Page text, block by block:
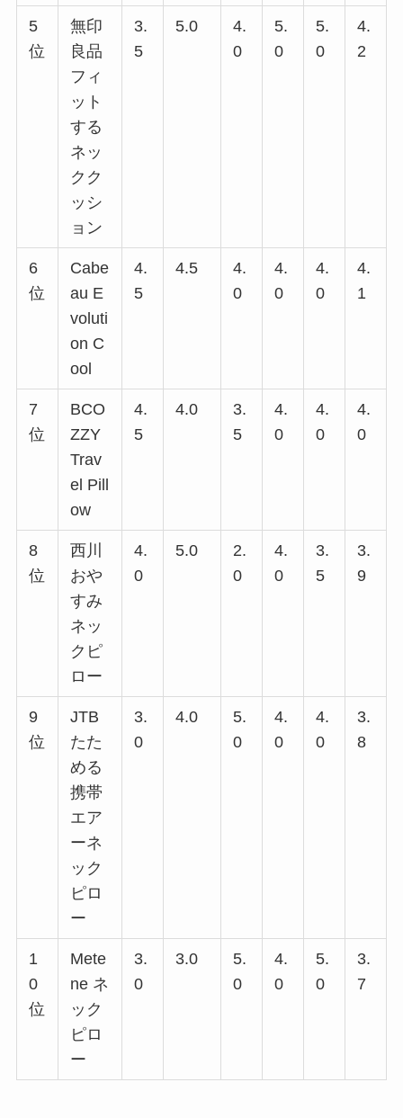
5
位
無印
良品
フィ
ット
する
ネッ
クク
ッシ
ョン
3.
5
5.0
4.
0
5.
0
5.
0
4.
2
6
位
Cabe
au E
voluti
on C
ool
4.
5
4.5
4.
0
4.
0
4.
0
4.
1
7
位
BCO
ZZY
Trav
el Pill
ow
4.
5
4.0
3.
5
4.
0
4.
0
4.
0
8
位
西川
おや
すみ
ネッ
クピ
ロー
4.
0
5.0
2.
0
4.
0
3.
5
3.
9
9
位
JTB
たた
める
携帯
エア
ーネ
ック
ピロ
ー
3.
0
4.0
5.
0
4.
0
4.
0
3.
8
1
0
位
Mete
ne ネ
ック
ピロ
ー
3.
0
3.0
5.
0
4.
0
5.
0
3.
7